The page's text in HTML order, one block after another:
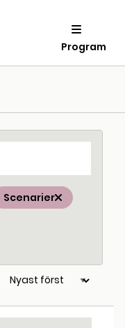
Program
Scenarier